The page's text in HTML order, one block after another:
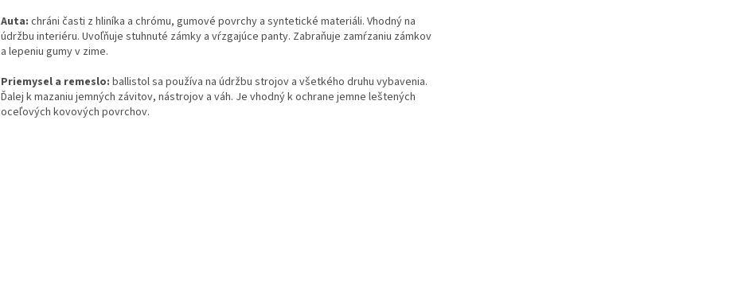
Auta: chráni časti z hliníka a chrómu, gumové povrchy a syntetické materiáli. Vhodný na
údržbu interiéru. Uvoľňuje stuhnuté zámky a vŕzgajúce panty. Zabraňuje zamŕzaniu zámkov
a lepeniu gumy v zime.
Priemysel a remeslo: ballistol sa používa na údržbu strojov a všetkého druhu vybavenia.
Ďalej k mazaniu jemných závitov, nástrojov a váh. Je vhodný k ochrane jemne leštených
oceľových kovových povrchov.